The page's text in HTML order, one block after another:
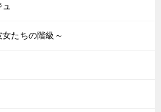
たちの階級～